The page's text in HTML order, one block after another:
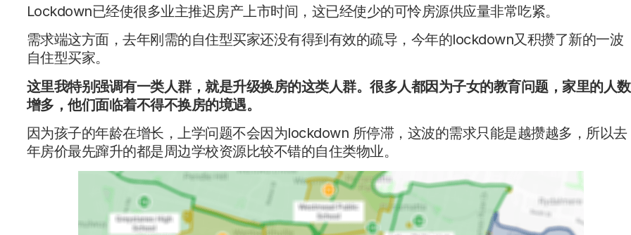
Lockdown已经使很多业主推迟房产上市时间，这已经使少的可怜房源供应量非常吃紧。
需求端这方面，去年刚需的自住型买家还没有得到有效的疏导，今年的lockdown又积攒了新的一波
自住型买家。
这里我特别强调有一类人群，就是升级换房的这类人群。很多人都因为子女的教育问题，家里的人数
增多，他们面临着不得不换房的境遇。
因为孩子的年龄在增长，上学问题不会因为lockdown 所停滞，这波的需求只能是越攒越多，所以去
年房价最先蹿升的都是周边学校资源比较不错的自住类物业。